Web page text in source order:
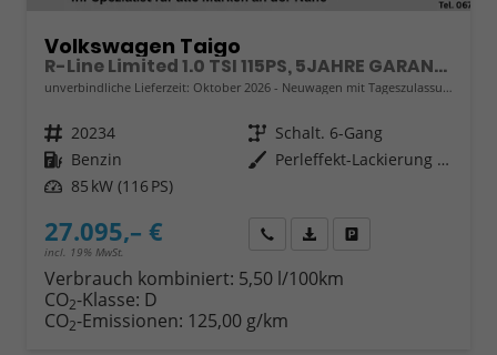
Volkswagen Taigo
R-Line Limited 1.0 TSI 115PS, 5JAHRE GARANTIE, 18" Alu, CLIMATRONIC, SITZHEIZUNG, DEEP-BLACK PERLEFFEKT, LED-MATRIX-Scheinwerfer IQ LIGHT, Keyless, Sicht-Paket, Rückfahrkamera, Parksensoren vo/hi, Abgedunkelte Scheiben, Radio Ready2Discover/App-Connect, Sportsitze
unverbindliche Lieferzeit: Oktober 2026 Neuwagen mit Tageszulassung
Fahrzeugnr. 20234 Getriebe Schalt. 6-Gang
Kraftstoff Benzin Außenfarbe
Perleffekt-Lackierung Deep-Black
Leistung 85 kW (116 PS)
27.095,– €
incl. 19% MwSt.
Wir rufen Sie anFahrzeugexposé (PDF)
Verbrauch kombiniert: 5,50 l/100km
CO2-Klasse: D
CO2-Emissionen: 125,00 g/km